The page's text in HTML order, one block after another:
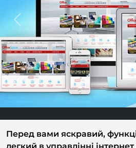
Previous
легкий в управлінні інтернет
для офісу та канцтоварів.